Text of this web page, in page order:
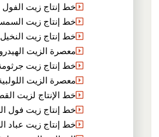
خط إنتاج زيت
خط إنتاج زيت
خط إنتاج زيت النخيل
معصرة الزيت
خط إنتاج زيت
معصرة الزيت
خط الإنتاج لزيت
خط إنتاج زيت فول
خط إنتاج زيت عباد